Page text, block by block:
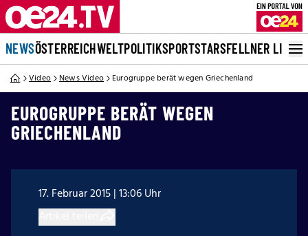
NEWSÖSTERREICHWELTPOLITIKSPORTSTARSFELLNER LIVE
Video News Video Eurogruppe berät wegen Griechenland
EUROGRUPPE BERÄT WEGEN
GRIECHENLAND
17. Februar 2015 | 13:06 Uhr